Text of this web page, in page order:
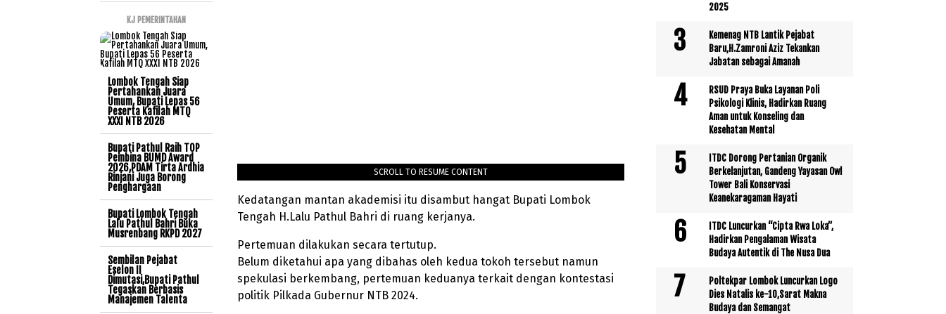
SCROLL TO RESUME CONTENT
Kedatangan mantan akademisi itu disambut hangat Bupati Lombok
Tengah H.Lalu Pathul Bahri di ruang kerjanya.
Pertemuan dilakukan secara tertutup.
Belum diketahui apa yang dibahas oleh kedua tokoh tersebut namun
spekulasi berkembang, pertemuan keduanya terkait dengan kontestasi
politik Pilkada Gubernur NTB 2024.
KJ PEMERINTAHAN
Lombok Tengah Siap
Pertahankan Juara
Umum, Bupati Lepas 56
Peserta Kafilah MTQ
XXXI NTB 2026
Bupati Pathul Raih TOP
Pembina BUMD Award
2026,PDAM Tirta Ardhia
Rinjani Juga Borong
Penghargaan
Bupati Lombok Tengah
Lalu Pathul Bahri Buka
Musrenbang RKPD 2027
Sembilan Pejabat
Eselon II
Dimutasi,Bupati Pathul
Tegaskan Berbasis
Manajemen Talenta
2025
Kemenag NTB Lantik Pejabat
Baru,H.Zamroni Aziz Tekankan
Jabatan sebagai Amanah
RSUD Praya Buka Layanan Poli
Psikologi Klinis, Hadirkan Ruang
Aman untuk Konseling dan
Kesehatan Mental
ITDC Dorong Pertanian Organik
Berkelanjutan, Gandeng Yayasan Owl
Tower Bali Konservasi
Keanekaragaman Hayati
ITDC Luncurkan “Cipta Rwa Loka”,
Hadirkan Pengalaman Wisata
Budaya Autentik di The Nusa Dua
Poltekpar Lombok Luncurkan Logo
Dies Natalis ke-10,Sarat Makna
Budaya dan Semangat